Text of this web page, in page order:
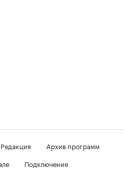
Редакция
Архив программ
Подключение